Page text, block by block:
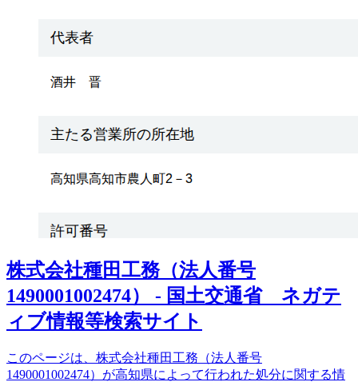
株式会社種田工務（法人番号
1490001002474） - 国土交通省 ネガテ
ィブ情報等検索サイト
このページは、株式会社種田工務（法人番号
1490001002474）が高知県によって行われた処分に関する情